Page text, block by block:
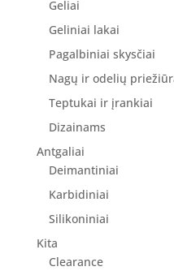
Geliai
Geliniai lakai
Pagalbiniai skysčiai
Nagų ir odelių
Teptukai ir įrankiai
Dizainams
Antgaliai
Deimantiniai
Karbidiniai
Silikoniniai
Kita
Clearance